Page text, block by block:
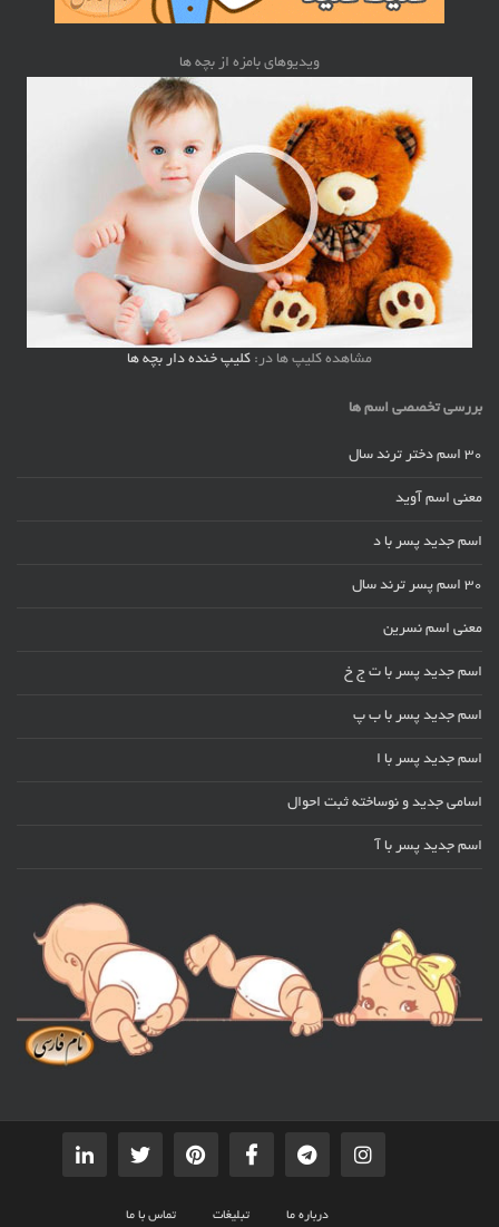
ویدیوهای بامزه از بچه ها
مشاهده کلیپ ها در: کلیپ خنده دار بچه ها
بررسی تخصصی اسم ها
30 اسم دختر ترند سال
معنی اسم آوید
اسم جدید پسر با د
30 اسم پسر ترند سال
معنی اسم نسرین
اسم جدید پسر با ت ج خ
اسم جدید پسر با ب پ
اسم جدید پسر با ا
اسامی جدید و نوساخته ثبت احوال
اسم جدید پسر با آ
درباره ما تبلیغات تماس با ما